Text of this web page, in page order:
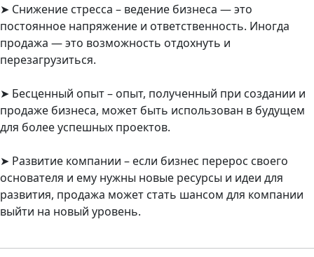
➤ Снижение стресса – ведение бизнеса — это
постоянное напряжение и ответственность. Иногда
продажа — это возможность отдохнуть и
перезагрузиться.
➤ Бесценный опыт – опыт, полученный при создании и
продаже бизнеса, может быть использован в будущем
для более успешных проектов.
➤ Развитие компании – если бизнес перерос своего
основателя и ему нужны новые ресурсы и идеи для
развития, продажа может стать шансом для компании
выйти на новый уровень.